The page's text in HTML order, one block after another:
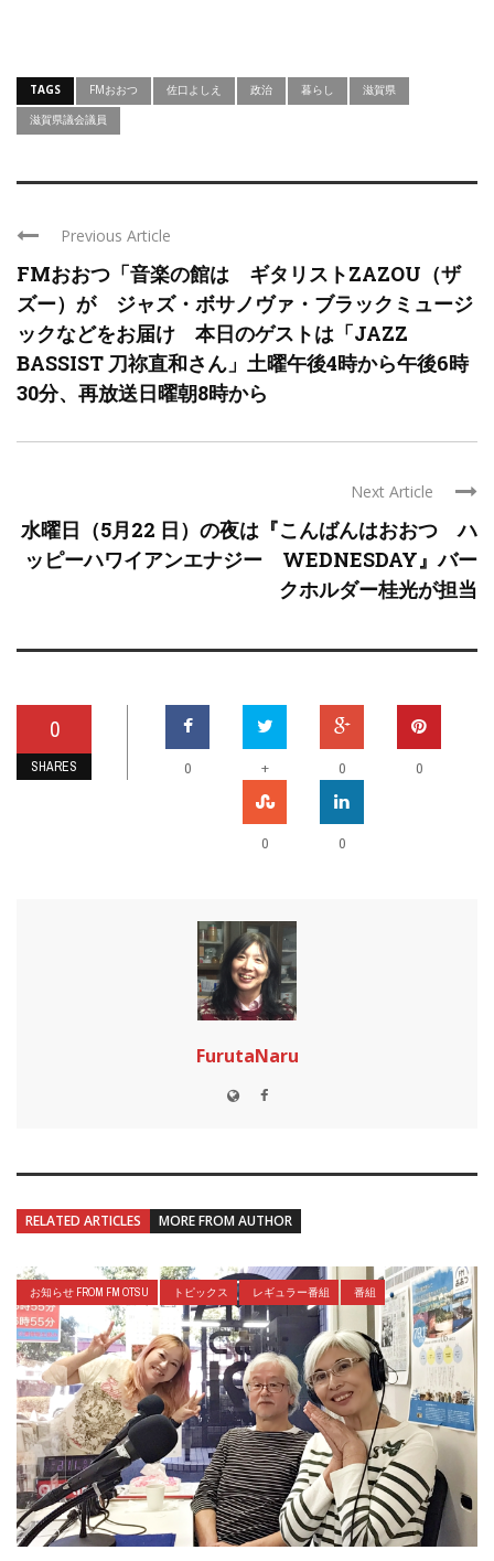
TAGS FMおおつ 佐口よしえ 政治 暮らし
滋賀県
滋賀県議会議員
Previous Article
FMおおつ「音楽の館は ギタリストZAZOU（ザ
ズー）が ジャズ・ボサノヴァ・ブラックミュージ
ックなどをお届け 本日のゲストは「JAZZ
BASSIST 刀祢直和さん」土曜午後4時から午後6時
30分、再放送日曜朝8時から
Next Article
水曜日（5月22 日）の夜は『こんばんはおおつ ハ
ッピーハワイアンエナジー WEDNESDAY』バー
クホルダー桂光が担当
0
SHARES 0 + 0 0
0 0
FurutaNaru
RELATED ARTICLES MORE FROM AUTHOR
お知らせ FROM FM OTSU トピックス レギュラー番組 番組